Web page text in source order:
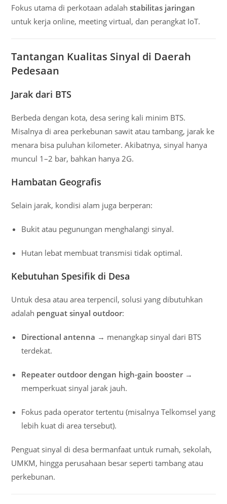
Fokus utama di perkotaan adalahstabilitas jaringan
untuk kerja online, meeting virtual, dan perangkat IoT.
Tantangan Kualitas Sinyal di Daerah
Pedesaan
Jarak dari BTS
Berbeda dengan kota, desa sering kali minim BTS.
Misalnya di area perkebunan sawit atau tambang, jarak ke
menara bisa puluhan kilometer. Akibatnya, sinyal hanya
muncul 1–2 bar, bahkan hanya 2G.
Hambatan Geografis
Selain jarak, kondisi alam juga berperan:
Bukit atau pegunungan menghalangi sinyal.
Hutan lebat membuat transmisi tidak optimal.
Kebutuhan Spesifik di Desa
Untuk desa atau area terpencil, solusi yang dibutuhkan
adalah penguat sinyal outdoor:
Directional antenna → menangkap sinyal dari BTS
terdekat.
Repeater outdoor dengan high-gain booster→
memperkuat sinyal jarak jauh.
Fokus pada operator tertentu (misalnya Telkomsel yang
lebih kuat di area tersebut).
Penguat sinyal di desa bermanfaat untuk rumah, sekolah,
UMKM, hingga perusahaan besar seperti tambang atau
perkebunan.